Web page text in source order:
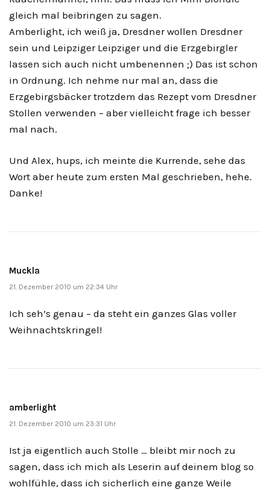
gleich mal beibringen zu sagen.
Amberlight, ich weiß ja, Dresdner wollen Dresdner
sein und Leipziger Leipziger und die Erzgebirgler
lassen sich auch nicht umbenennen ;) Das ist schon
in Ordnung. Ich nehme nur mal an, dass die
Erzgebirgsbäcker trotzdem das Rezept vom Dresdner
Stollen verwenden – aber vielleicht frage ich besser
mal nach.
Und Alex, hups, ich meinte die Kurrende, sehe das
Wort aber heute zum ersten Mal geschrieben, hehe.
Danke!
Muckla
21. Dezember 2010 um 22:34 Uhr
Ich seh’s genau – da steht ein ganzes Glas voller
Weihnachtskringel!
amberlight
21. Dezember 2010 um 23:31 Uhr
Ist ja eigentlich auch Stolle … bleibt mir noch zu
sagen, dass ich mich als Leserin auf deinem blog so
wohlfühle, dass ich sicherlich eine ganze Weile